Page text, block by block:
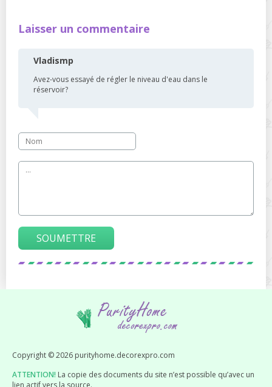
Laisser un commentaire
Vladismp
Avez-vous essayé de régler le niveau d'eau dans le
réservoir?
SOUMETTRE
Copyright © 2026 purityhome.decorexpro.com
ATTENTION! La copie des documents du site n’est possible qu’avec un
lien actif vers la source.